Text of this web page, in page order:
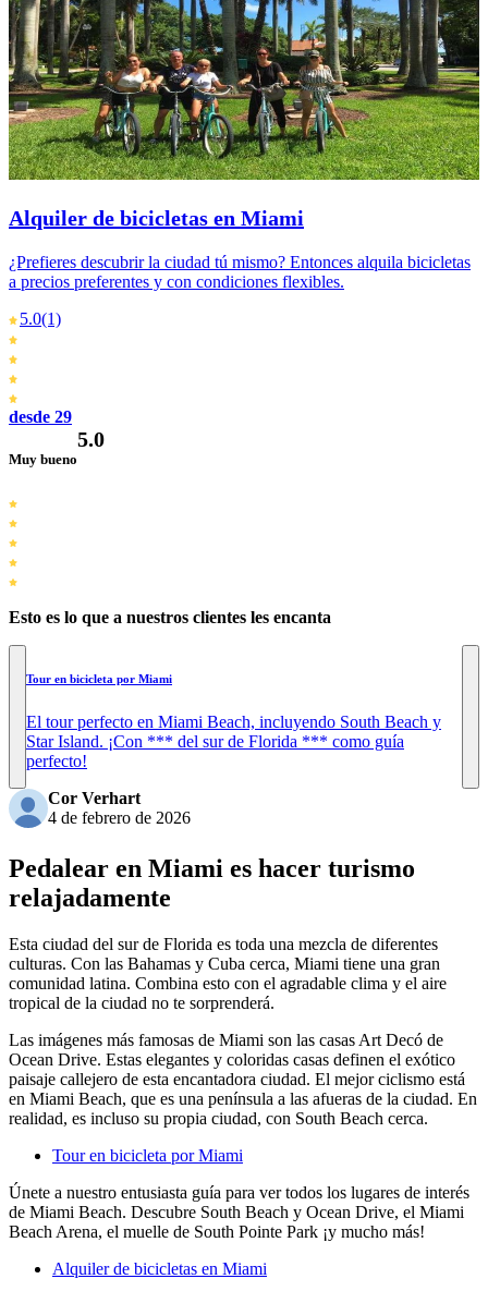
Alquiler de bicicletas en Miami
¿Prefieres descubrir la ciudad tú mismo? Entonces alquila bicicletas
a precios preferentes y con condiciones flexibles.
5.0(1)
desde 29
Muy bueno
5.0
Esto es lo que a nuestros clientes les encanta
Tour en bicicleta por Miami
El tour perfecto en Miami Beach, incluyendo South Beach y
Star Island. ¡Con *** del sur de Florida *** como guía
perfecto!
Cor Verhart
4 de febrero de 2026
Pedalear en Miami es hacer turismo
relajadamente
Esta ciudad del sur de Florida es toda una mezcla de diferentes
culturas. Con las Bahamas y Cuba cerca, Miami tiene una gran
comunidad latina. Combina esto con el agradable clima y el aire
tropical de la ciudad no te sorprenderá.
Las imágenes más famosas de Miami son las casas Art Decó de
Ocean Drive. Estas elegantes y coloridas casas definen el exótico
paisaje callejero de esta encantadora ciudad. El mejor ciclismo está
en Miami Beach, que es una península a las afueras de la ciudad. En
realidad, es incluso su propia ciudad, con South Beach cerca.
Tour en bicicleta por Miami
Únete a nuestro entusiasta guía para ver todos los lugares de interés
de Miami Beach. Descubre South Beach y Ocean Drive, el Miami
Beach Arena, el muelle de South Pointe Park ¡y mucho más!
Alquiler de bicicletas en Miami